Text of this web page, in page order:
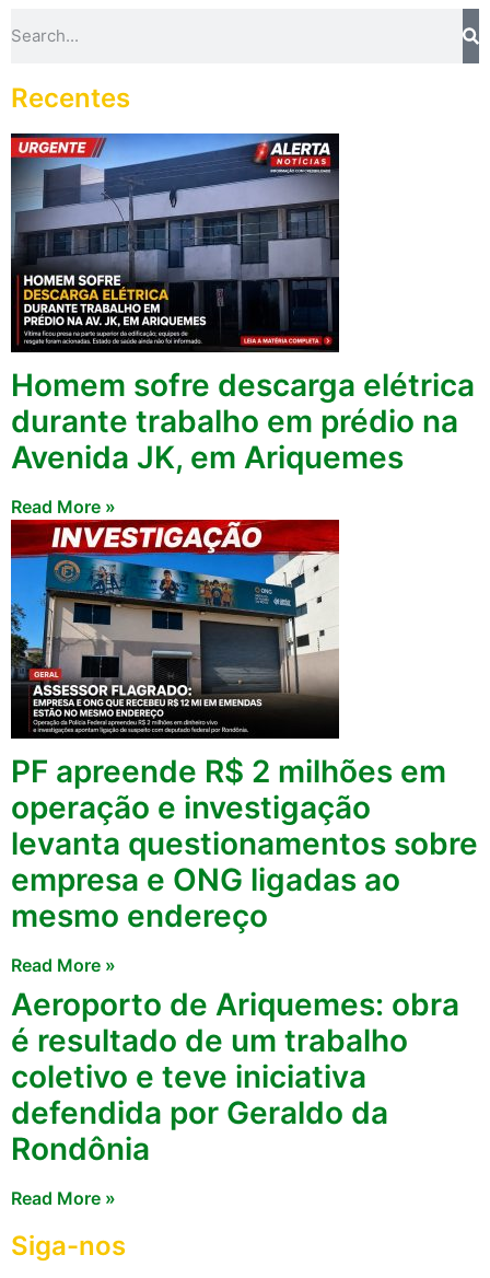
Recentes
Homem sofre descarga elétrica
durante trabalho em prédio na
Avenida JK, em Ariquemes
Read More »
PF apreende R$ 2 milhões em
operação e investigação
levanta questionamentos sobre
empresa e ONG ligadas ao
mesmo endereço
Read More »
Aeroporto de Ariquemes: obra
é resultado de um trabalho
coletivo e teve iniciativa
defendida por Geraldo da
Rondônia
Read More »
Siga-nos